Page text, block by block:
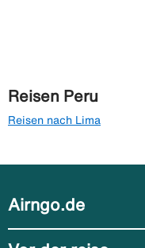
Reisen Peru
Reisen nach Lima
Airngo.de